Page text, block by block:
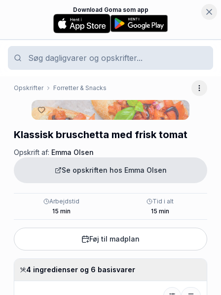
Download Goma som app
Opskrifter Forretter & Snacks Flere
Klassisk bruschetta med frisk tomat
Opskrift af: Emma Olsen
Se opskriften hos Emma Olsen
Arbejdstid
15 min
Tid i alt
15 min
Føj til madplan
4 ingredienser og 6 basisvarer